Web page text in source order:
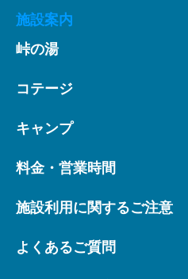
施設案内
峠の湯
コテージ
キャンプ
料金・営業時間
施設利用に関するご注意
よくあるご質問